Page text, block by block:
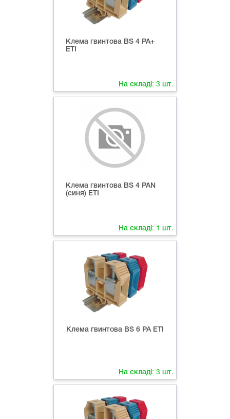
Клема гвинтова ВS 4 PA+
ETI
На складі: 3 шт.
Клема гвинтова ВS 4 PAN
(синя) ETI
На складі: 1 шт.
Клема гвинтова ВS 6 PA ETI
На складі: 3 шт.